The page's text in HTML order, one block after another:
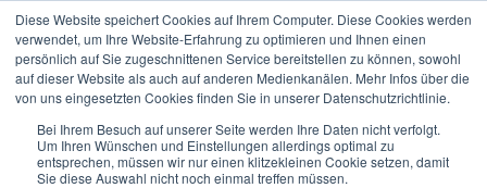
Diese Website speichert Cookies auf Ihrem Computer. Diese Cookies werden
verwendet, um Ihre Website-Erfahrung zu optimieren und Ihnen einen
persönlich auf Sie zugeschnittenen Service bereitstellen zu können, sowohl
auf dieser Website als auch auf anderen Medienkanälen. Mehr Infos über die
von uns eingesetzten Cookies finden Sie in unserer Datenschutzrichtlinie.
Bei Ihrem Besuch auf unserer Seite werden Ihre Daten nicht verfolgt.
Um Ihren Wünschen und Einstellungen allerdings optimal zu
entsprechen, müssen wir nur einen klitzekleinen Cookie setzen, damit
Sie diese Auswahl nicht noch einmal treffen müssen.
There aren't any posts currently published under this tag.